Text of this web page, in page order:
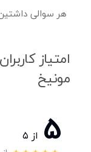
هر سوالی
امتیاز
مونیخ
5 از ۵